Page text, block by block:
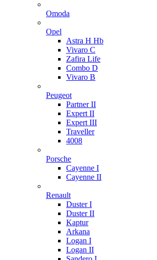
Omoda
Opel
Astra H Hb
Vivaro C
Zafira Life
Combo D
Vivaro B
Peugeot
Partner II
Expert II
Expert III
Traveller
4008
Porsche
Cayenne I
Cayenne II
Renault
Duster I
Duster II
Kaptur
Arkana
Logan I
Logan II